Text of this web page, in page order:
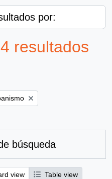
por:
resultados
búsqueda
view
Table view